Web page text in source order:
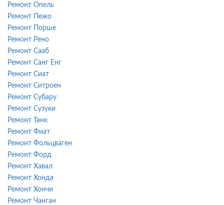
Ремонт Опель
Ремонт Пежо
Ремонт Порше
Ремонт Рено
Ремонт Сааб
Ремонт Санг Енг
Ремонт Сиат
Ремонт Ситроен
Ремонт Субару
Ремонт Сузуки
Ремонт Танк
Ремонт Фиат
Ремонт Фольцваген
Ремонт Форд
Ремонт Хавал
Ремонт Хонда
Ремонт Хончи
Ремонт Чанган